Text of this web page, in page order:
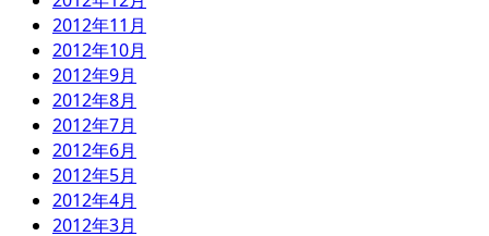
2012年11月
2012年10月
2012年9月
2012年8月
2012年7月
2012年6月
2012年5月
2012年4月
2012年3月